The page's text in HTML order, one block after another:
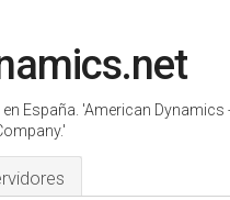
España. 'American Dynamics